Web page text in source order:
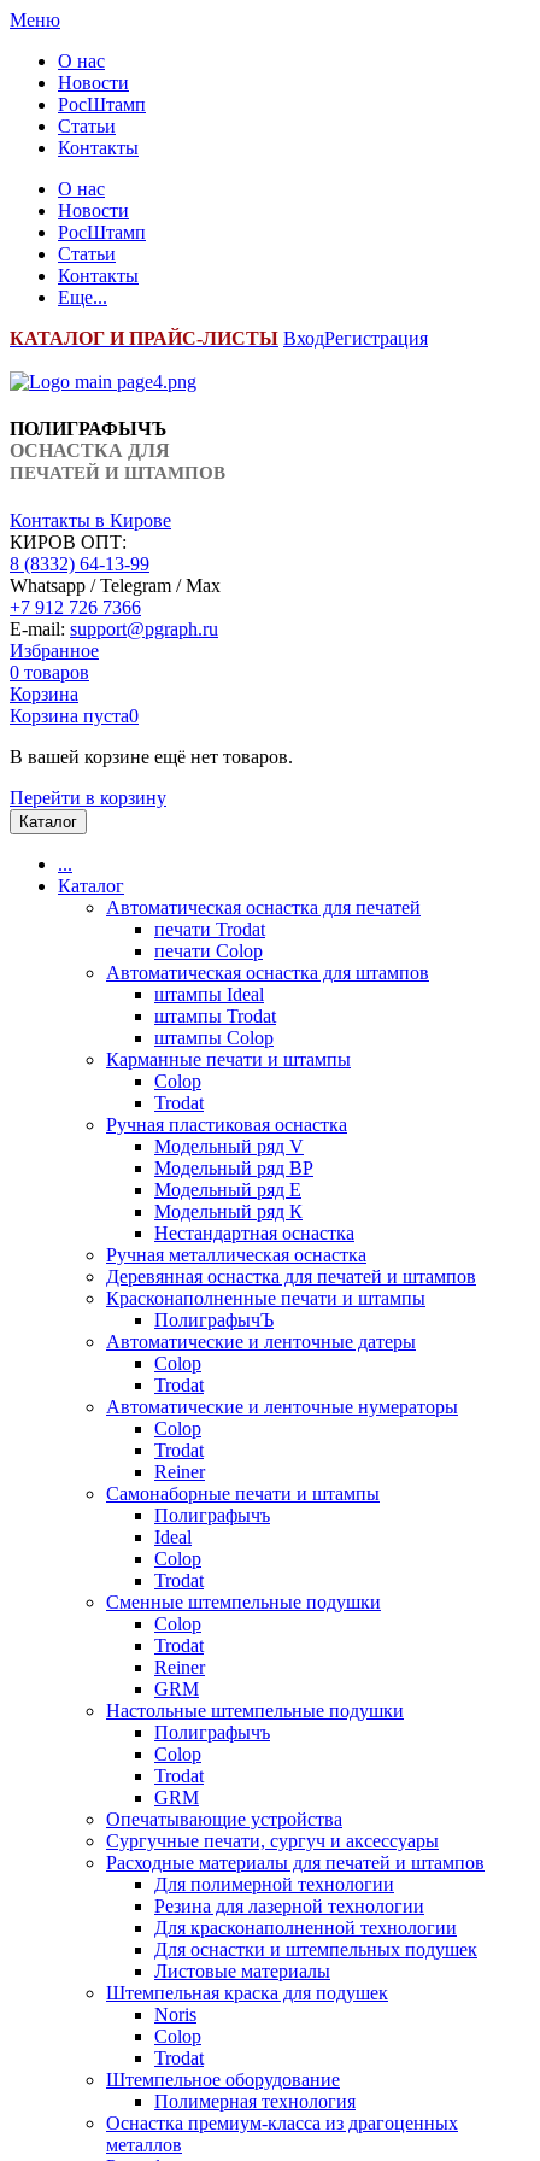
Меню
О нас
Новости
РосШтамп
Статьи
Контакты
О нас
Новости
РосШтамп
Статьи
Контакты
Еще...
КАТАЛОГ И ПРАЙС-ЛИСТЫ ВходРегистрация
ПОЛИГРАФЫЧЪ
ОСНАСТКА ДЛЯ
ПЕЧАТЕЙ И ШТАМПОВ
Контакты в Кирове
КИРОВ ОПТ:
8 (8332) 64-13-99
Whatsapp / Telegram / Max
+7 912 726 7366
E-mail: support@pgraph.ru
Избранное
0 товаров
Корзина
Корзина пуста0
В вашей корзине ещё нет товаров.
Перейти в корзину
Каталог
...
Каталог
Автоматическая оснастка для печатей
печати Trodat
печати Colop
Автоматическая оснастка для штампов
штампы Ideal
штампы Trodat
штампы Colop
Карманные печати и штампы
Colop
Trodat
Ручная пластиковая оснастка
Модельный ряд V
Модельный ряд ВР
Модельный ряд Е
Модельный ряд К
Нестандартная оснастка
Ручная металлическая оснастка
Деревянная оснастка для печатей и штампов
Красконаполненные печати и штампы
ПолиграфычЪ
Автоматические и ленточные датеры
Colop
Trodat
Автоматические и ленточные нумераторы
Colop
Trodat
Reiner
Самонаборные печати и штампы
Полиграфычъ
Ideal
Colop
Trodat
Сменные штемпельные подушки
Colop
Trodat
Reiner
GRM
Настольные штемпельные подушки
Полиграфычъ
Colop
Trodat
GRM
Опечатывающие устройства
Сургучные печати, сургуч и аксессуары
Расходные материалы для печатей и штампов
Для полимерной технологии
Резина для лазерной технологии
Для красконаполненной технологии
Для оснастки и штемпельных подушек
Листовые материалы
Штемпельная краска для подушек
Noris
Colop
Trodat
Штемпельное оборудование
Полимерная технология
Оснастка премиум-класса из драгоценных
металлов